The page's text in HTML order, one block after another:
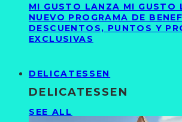
MI GUSTO LANZA MI GUSTO
NUEVO PROGRAMA DE
DESCUENTOS, PUNTOS Y
EXCLUSIVAS
DELICATESSEN
DELICATESSEN
SEE ALL